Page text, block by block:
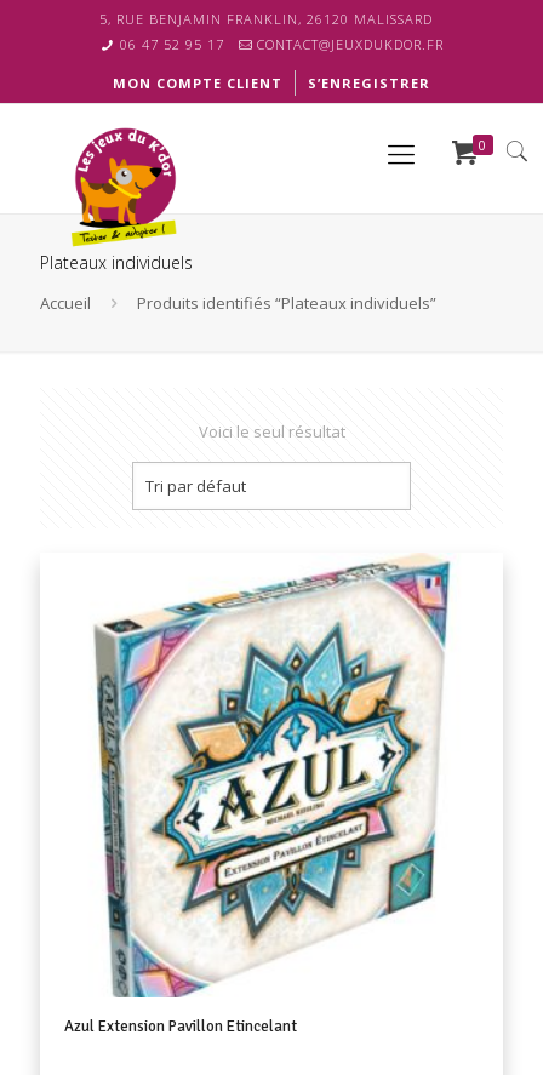
5, RUE BENJAMIN FRANKLIN, 26120 MALISSARD
06 47 52 95 17
CONTACT@JEUXDUKDOR.FR
MON COMPTE CLIENT S’ENREGISTRER
0
Plateaux individuels
Accueil Produits identifiés “Plateaux individuels”
Voici le seul résultat
Azul Extension Pavillon Etincelant